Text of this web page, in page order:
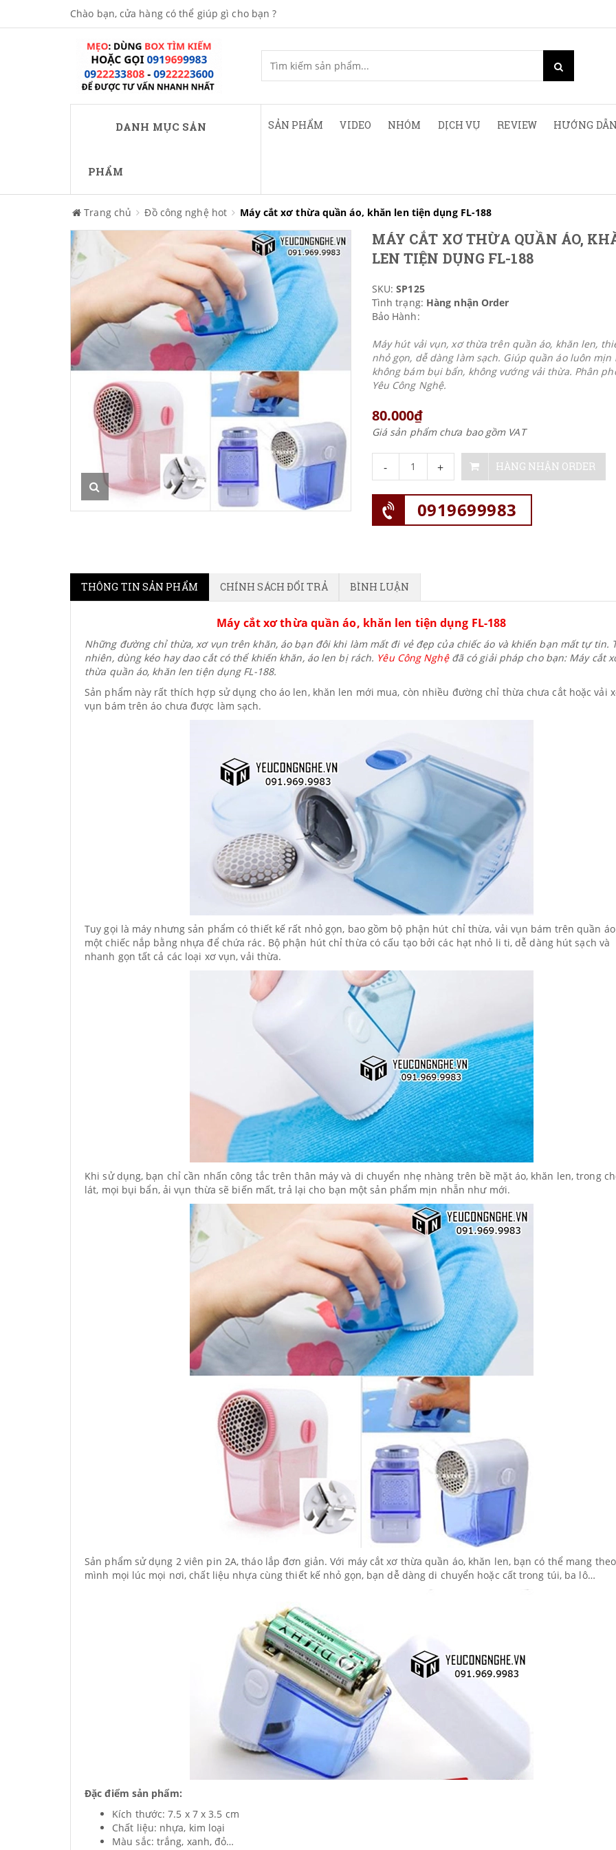
Chào bạn, cửa hàng có thể giúp gì cho bạn ?
DANH MỤC SẢN
PHẨM
SẢN PHẨM VIDEO NHÓM DỊCH VỤ REVIEW HƯỚNG
Trang chủ Đồ công nghệ hot Máy cắt xơ thừa quần áo, khăn len tiện dụng FL-188
MÁY CẮT XƠ THỪA QUẦN ÁO,
LEN TIỆN DỤNG FL-188
SKU:SP125
Tình trạng: Hàng nhận Order
Bảo Hành:
Máy hút vải vụn, xơ thừa trên quần áo, khăn len,
nhỏ gọn, dễ dàng làm sạch. Giúp quần áo luôn mịn
không bám bụi bẩn, không vướng vải thừa. Phân
Yêu Công Nghệ.
80.000₫
Giá sản phẩm chưa bao gồm VAT
- + HÀNG NHẬN ORDER
0919699983
THÔNG TIN SẢN PHẨM CHÍNH SÁCH ĐỔI TRẢ BÌNH LUẬN
Máy cắt xơ thừa quần áo, khăn len tiện dụng FL-188
Những đường chỉ thừa, xơ vụn trên khăn, áo bạn đôi khi làm mất đi vẻ đẹp của chiếc áo và khiến bạn mất tự tin.
nhiên, dùng kéo hay dao cắt có thể khiến khăn, áo len bị rách. Yêu Công Nghệđã có giải pháp cho bạn: Máy cắt
thừa quần áo, khăn len tiện dụng FL-188.
Sản phẩm này rất thích hợp sử dụng cho áo len, khăn len mới mua, còn nhiều đường chỉ thừa chưa cắt hoặc vải
vụn bám trên áo chưa được làm sạch.
Tuy gọi là máy nhưng sản phẩm có thiết kế rất nhỏ gọn, bao gồm bộ phận hút chỉ thừa, vải vụn bám trên quần áo
một chiếc nắp bằng nhựa để chứa rác. Bộ phận hút chỉ thừa có cấu tạo bởi các hạt nhỏ li ti, dễ dàng hút sạch và
nhanh gọn tất cả các loại xơ vụn, vải thừa.
Khi sử dụng, bạn chỉ cần nhấn công tắc trên thân máy và di chuyển nhẹ nhàng trên bề mặt áo, khăn len, trong
lát, mọi bụi bẩn, ải vụn thừa sẽ biến mất, trả lại cho bạn một sản phẩm mịn nhẵn như mới.
Sản phẩm sử dụng 2 viên pin 2A, tháo lắp đơn giản. Với máy cắt xơ thừa quần áo, khăn len, bạn có thể mang
mình mọi lúc mọi nơi, chất liệu nhựa cùng thiết kế nhỏ gọn, bạn dễ dàng di chuyển hoặc cất trong túi, ba lô…
Đặc điểm sản phẩm:
Kích thước: 7.5 x 7 x 3.5 cm
Chất liệu: nhựa, kim loại
Màu sắc: trắng, xanh, đỏ…